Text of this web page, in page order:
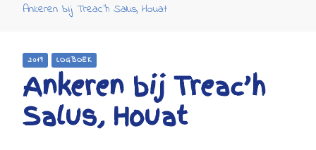
Ankeren bij Treac’h Salus, Houat
2019 LOGBOEK
Ankeren bij Treac’h
Salus, Houat